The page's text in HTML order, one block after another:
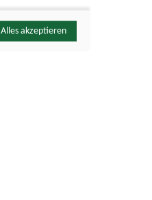
Alles akzeptieren